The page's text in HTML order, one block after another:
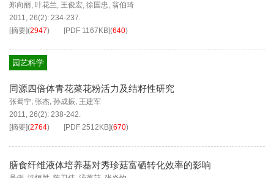
郑向丽, 叶花兰, 王俊宏, 徐国忠, 翁伯琦
2011, 26(2): 234-237.
[摘要](2947) [PDF 1167KB](640)
园艺科学
同源四倍体青花菜花粉活力及结籽性研究
张蜀宁, 张杰, 孙成振, 王建军
2011, 26(2): 238-242.
[摘要](2764) [PDF 2512KB](670)
膳食纤维液体培养基对秀珍菇富硒转化效率的影响